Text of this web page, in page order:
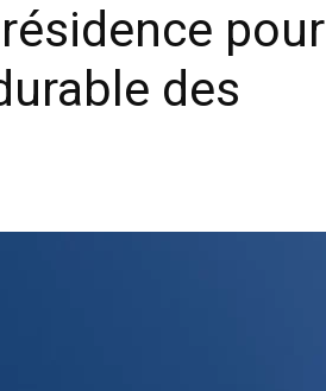
pour
des